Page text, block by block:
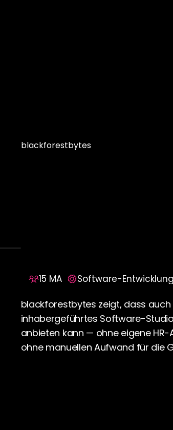
blackforestbytes
Abteilung
15 MA Software-Entwicklung
blackforestbytes zeigt, dass auch
inhabergeführtes Software-
anbieten kann — ohne eigene
ohne manuellen Aufwand für die